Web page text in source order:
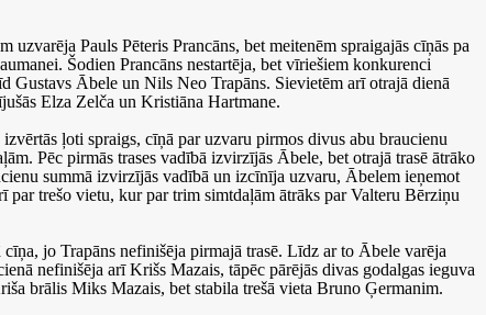
uzvarēja Pauls Pēteris Prancāns, bet meitenēm spraigajās cīņās pa
Šodien Prancāns nestartēja, bet vīriešiem konkurenci
Gustavs Ābele un Nils Neo Trapāns. Sievietēm arī otrajā dienā
Elza Zelča un Kristiāna Hartmane.
ļoti spraigs, cīņā par uzvaru pirmos divus abu braucienu
Pēc pirmās trases vadībā izvirzījās Ābele, bet otrajā trasē ātrāko
summā izvirzījās vadībā un izcīnīja uzvaru, Ābelem ieņemot
par trešo vietu, kur par trim simtdaļām ātrāks par Valteru Bērziņu
jo Trapāns nefinišēja pirmajā trasē. Līdz ar to Ābele varēja
nefinišēja arī Krišs Mazais, tāpēc pārējās divas godalgas ieguva
brālis Miks Mazais, bet stabila trešā vieta Bruno Ģermanim.